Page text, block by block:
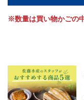
※数量は買い物かごの